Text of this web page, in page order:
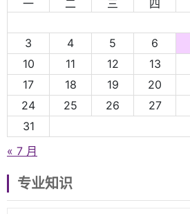
一
二 三 四
3
4 5 6
10
11 12 13
17
18 19 20
24
25 26 27
31
« 7 月
专业知识